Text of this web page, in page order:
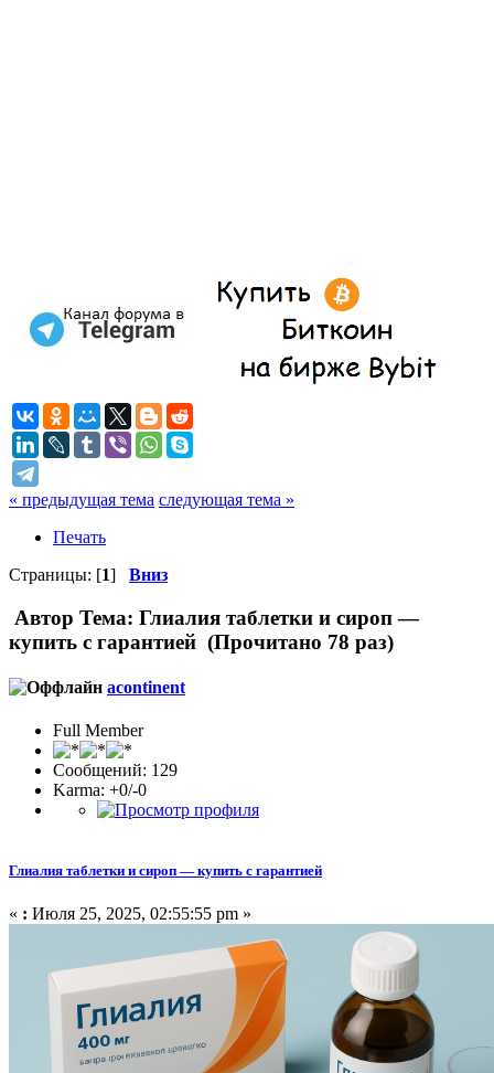
« предыдущая тема следующая тема »
Печать
Страницы: [1] Вниз
Автор Тема: Глиалия таблетки и сироп —
купить с гарантией (Прочитано 78 раз)
acontinent
Full Member
Сообщений: 129
Karma: +0/-0
Глиалия таблетки и сироп — купить с гарантией
« : Июля 25, 2025, 02:55:55 pm »